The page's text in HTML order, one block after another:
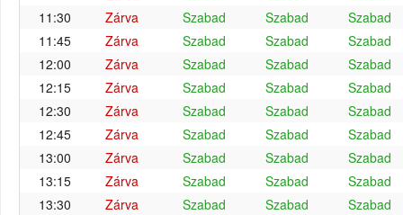
11:30
Zárva Szabad Szabad
Szabad
11:45
Zárva Szabad Szabad
Szabad
12:00
Zárva Szabad Szabad
Szabad
12:15
Zárva Szabad Szabad
Szabad
12:30
Zárva Szabad Szabad
Szabad
12:45
Zárva Szabad Szabad
Szabad
13:00
Zárva Szabad Szabad
Szabad
13:15
Zárva Szabad Szabad
Szabad
13:30
Zárva Szabad Szabad
Szabad